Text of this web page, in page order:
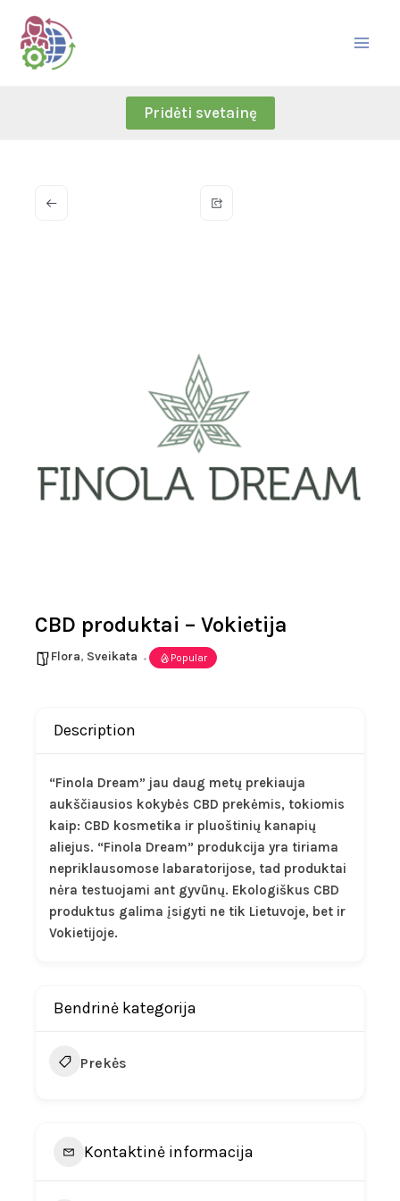
Skip
content
Pridėti svetainę
CBD produktai – Vokietija
Flora, Sveikata Popular
Description
“Finola Dream” jau daug metų prekiauja
aukščiausios kokybės CBD prekėmis, tokiomis
kaip: CBD kosmetika ir pluoštinių kanapių
aliejus. “Finola Dream” produkcija yra tiriama
nepriklausomose labaratorijose, tad produktai
nėra testuojami ant gyvūnų. Ekologiškus CBD
produktus galima įsigyti ne tik Lietuvoje, bet ir
Vokietijoje.
Bendrinė kategorija
Prekės
Kontaktinė informacija